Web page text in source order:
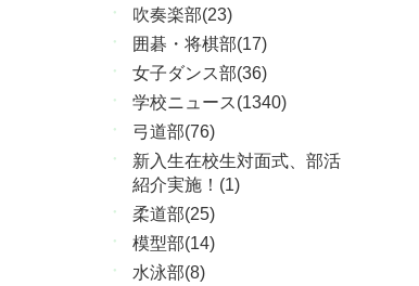
吹奏楽部(23)
囲碁・将棋部(17)
女子ダンス部(36)
学校ニュース(1340)
弓道部(76)
新入生在校生対面式、部活
紹介実施！(1)
柔道部(25)
模型部(14)
水泳部(8)